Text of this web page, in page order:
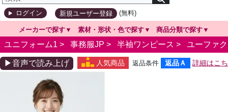
ログイン 新規ユーザー登録 (無料)
メーカーで探す 素材・形状・色で探す 商品分類で探す
ユニフォーム1 > 事務服JP > 半袖ワンピース > ユーファ
▶音声で読み上げ 人気商品 返品条件 返品Ａ
詳細はこち